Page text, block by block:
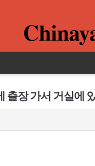
출장 가서 거실에